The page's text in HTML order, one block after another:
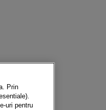
Prin
uri pentru